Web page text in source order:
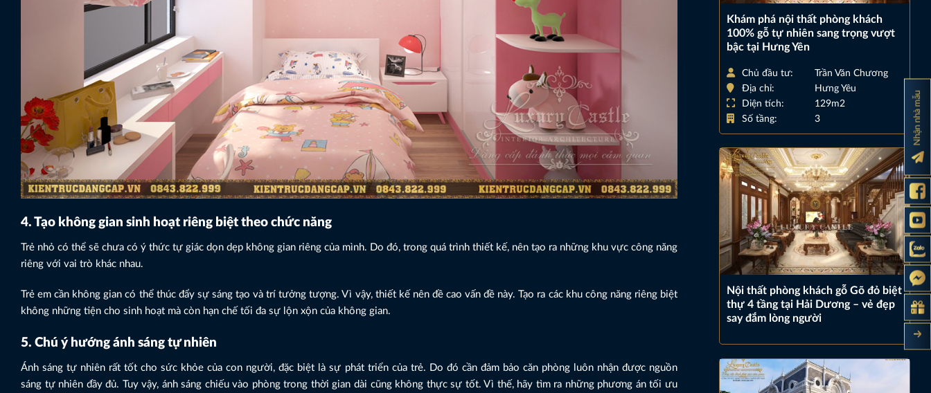
4. Tạo không gian sinh hoạt riêng biệt theo chức năng
Trẻ nhỏ có thể sẽ chưa có ý thức tự giác dọn dẹp không gian riêng của mình. Do đó, trong quá trình thiết kế, nên tạo ra những khu vực công năng
riêng với vai trò khác nhau.
Trẻ em cần không gian có thể thúc đẩy sự sáng tạo và trí tưởng tượng. Vì vậy, thiết kế nên đề cao vấn đề này. Tạo ra các khu công năng riêng biệt
không những tiện cho sinh hoạt mà còn hạn chế tối đa sự lộn xộn của không gian.
5. Chú ý hướng ánh sáng tự nhiên
Ánh sáng tự nhiên rất tốt cho sức khỏe của con người, đặc biệt là sự phát triển của trẻ. Do đó cần đảm bảo căn phòng luôn nhận được nguồn
sáng tự nhiên đầy đủ. Tuy vậy, ánh sáng chiếu vào phòng trong thời gian dài cũng không thực sự tốt. Vì thế, hãy tìm ra những phương án tối ưu
Khám phá nội thất phòng khách
100% gỗ tự nhiên sang trọng vượt
bậc tại Hưng Yên
Chủ đầu tư:
Trần Văn Chương
Địa chỉ:
Hưng Yêu
Diện tích:
129m2
Số tầng:
3
Nội thất phòng khách gỗ Gõ đỏ biệt
thự 4 tầng tại Hải Dương – vẻ đẹp
say đắm lòng người
Nhận nhà mẫu